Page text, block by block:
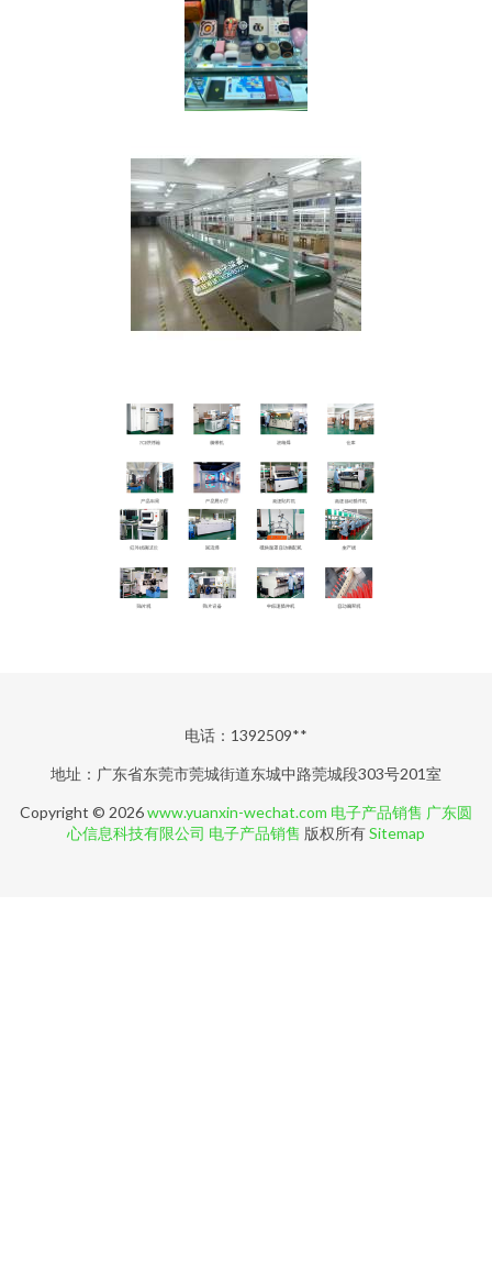
电话：1392509**
地址：广东省东莞市莞城街道东城中路莞城段303号201室
Copyright © 2026www.yuanxin-wechat.com 电子产品销售 广东圆
心信息科技有限公司 电子产品销售 版权所有Sitemap